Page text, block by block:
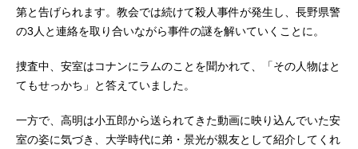
第と告げられます。教会では続けて殺人事件が発生し、長野県警
の3人と連絡を取り合いながら事件の謎を解いていくことに。
捜査中、安室はコナンにラムのことを聞かれて、「その人物はと
てもせっかち」と答えていました。
一方で、高明は小五郎から送られてきた動画に映り込んでいた安
室の姿に気づき、大学時代に弟・景光が親友として紹介してくれ